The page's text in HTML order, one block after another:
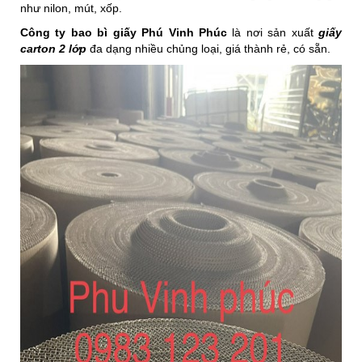
như nilon, mút, xốp.
Công ty bao bì giấy Phú Vinh Phúclà nơi sản xuấtgiấy
carton 2 lớp đa dạng nhiều chủng loại, giá thành rẻ, có sẵn.